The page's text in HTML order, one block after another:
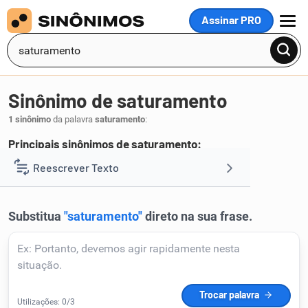
Assinar PRO
MENU
Reescrever Texto
Corrigir Texto
Sinônimo de saturamento
1 sinônimo da palavra saturamento:
Principais sinônimos de saturamento:
1 saturação.